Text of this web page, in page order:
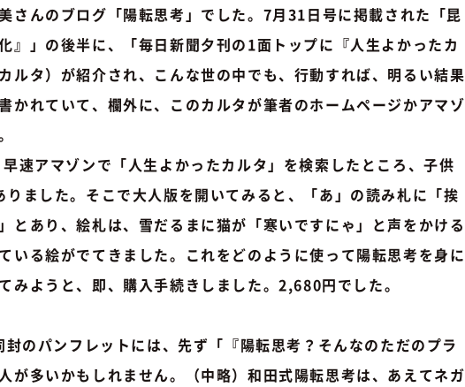
さんのブログ「陽転思考」でした。7月31日号に掲載された「昆
』」の後半に、「毎日新聞夕刊の1面トップに『人生よかったカ
ルタ）が紹介され、こんな世の中でも、行動すれば、明るい結果
かれていて、欄外に、このカルタが筆者のホームページかアマゾ
速アマゾンで「人生よかったカルタ」を検索したところ、子供
ました。そこで大人版を開いてみると、「あ」の読み札に「挨
とあり、絵札は、雪だるまに猫が「寒いですにゃ」と声をかける
いる絵がでてきました。これをどのように使って陽転思考を身に
みようと、即、購入手続きしました。2,680円でした。
のパンフレットには、先ず「『陽転思考？そんなのただのプラ
が多いかもしれません。（中略）和田式陽転思考は、あえてネガ